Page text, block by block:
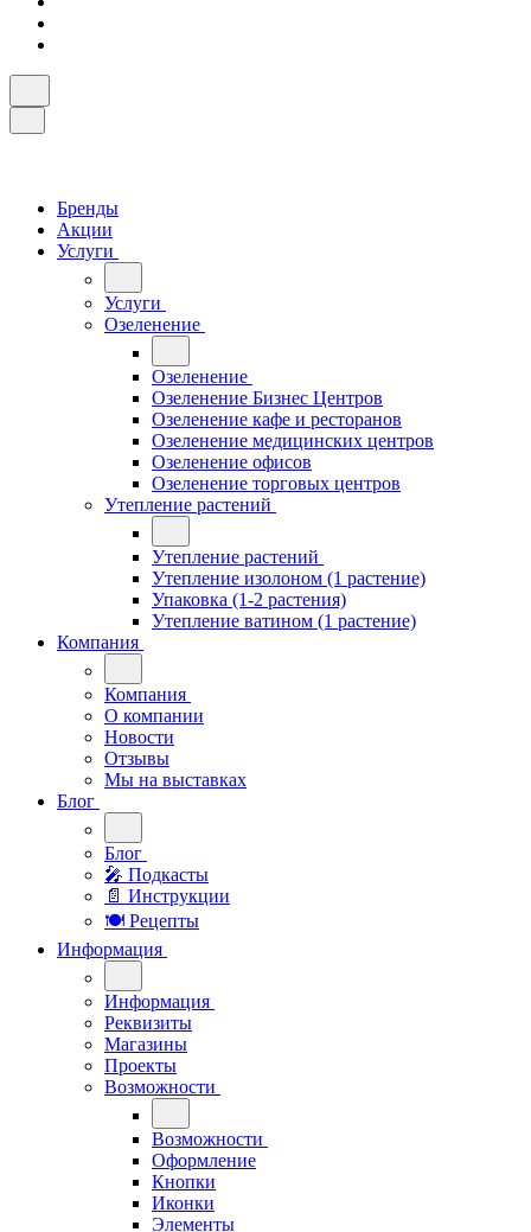
Бренды
Акции
Услуги
Услуги
Озеленение
Озеленение
Озеленение Бизнес Центров
Озеленение кафе и ресторанов
Озеленение медицинских центров
Озеленение офисов
Озеленение торговых центров
Утепление растений
Утепление растений
Утепление изолоном (1 растение)
Упаковка (1-2 растения)
Утепление ватином (1 растение)
Компания
Компания
О компании
Новости
Отзывы
Мы на выставках
Блог
Блог
🎤︎︎ Подкасты
📄 Инструкции
🍽 Рецепты
Информация
Информация
Реквизиты
Магазины
Проекты
Возможности
Возможности
Оформление
Кнопки
Иконки
Элементы